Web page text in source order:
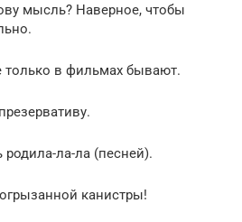
мысль? Наверное, чтобы
только в фильмах бывают.
родила-ла-ла (песней).
канистры!